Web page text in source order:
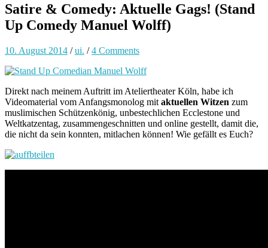
Satire & Comedy: Aktuelle Gags! (Stand
Up Comedy Manuel Wolff)
10. August 2014 /ui. /4 Comments
Direkt nach meinem Auftritt im Ateliertheater Köln, habe ich
Videomaterial vom Anfangsmonolog mit aktuellen Witzen zum
muslimischen Schützenkönig, unbestechlichen Ecclestone und
Weltkatzentag, zusammengeschnitten und online gestellt, damit die,
die nicht da sein konnten, mitlachen können! Wie gefällt es Euch?